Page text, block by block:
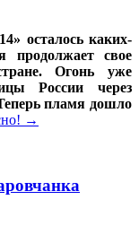
осталось каких-
продолжает свое
Огонь уже
России через
пламя дошло
→